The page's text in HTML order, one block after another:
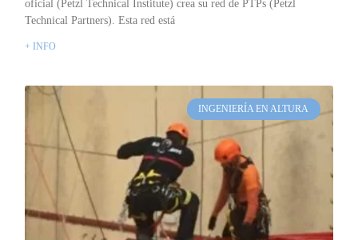
oficial (Petzl Technical Institute) crea su red de PTPs (Petzl
Technical Partners). Esta red está
+ INFO
INGENIERÍA EN ALTURA